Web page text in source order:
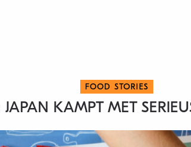
FOOD STORIES
KAMPT MET